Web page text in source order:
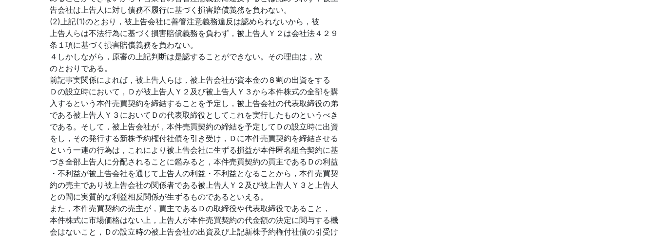
告会社は上告人に対し債務不履行に基づく損害賠償義務を負わない。
(2)上記(1)のとおり，被上告会社に善管注意義務違反は認められないから，被
上告人らは不法行為に基づく損害賠償義務を負わず，被上告人Ｙ２は会社法４２９
条１項に基づく損害賠償義務を負わない。
４しかしながら，原審の上記判断は是認することができない。その理由は，次
のとおりである。
前記事実関係によれば，被上告人らは，被上告会社が資本金の８割の出資をする
Ｄの設立時において，Ｄが被上告人Ｙ２及び被上告人Ｙ３から本件株式の全部を購
入するという本件売買契約を締結することを予定し，被上告会社の代表取締役の弟
である被上告人Ｙ３においてＤの代表取締役としてこれを実行したものというべき
である。そして，被上告会社が，本件売買契約の締結を予定してＤの設立時に出資
をし，その発行する新株予約権付社債を引き受け，Ｄに本件売買契約を締結させる
という一連の行為は，これにより被上告会社に生ずる損益が本件匿名組合契約に基
づき全部上告人に分配されることに鑑みると，本件売買契約の買主であるＤの利益
・不利益が被上告会社を通じて上告人の利益・不利益となることから，本件売買契
約の売主であり被上告会社の関係者である被上告人Ｙ２及び被上告人Ｙ３と上告人
との間に実質的な利益相反関係が生ずるものであるといえる。
また，本件売買契約の売主が，買主であるＤの取締役や代表取締役であること，
本件株式に市場価格はない上，上告人が本件売買契約の代金額の決定に関与する機
会はないこと，Ｄの設立時の被上告会社の出資及び上記新株予約権付社債の引受け